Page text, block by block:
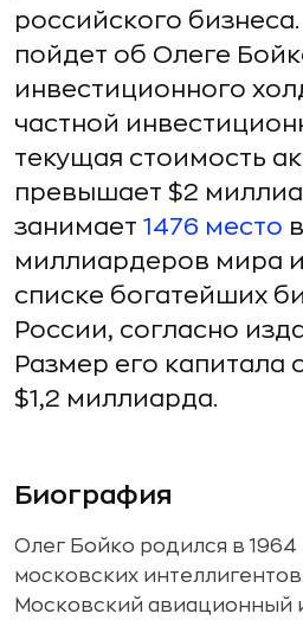
российского
пойдет об Олеге
инвестиционного
частной
текущая стоимость
превышает $2
занимает 1476 место
миллиардеров мира и
списке богатейших
России, согласно
Размер его капитала
$1,2 миллиарда.
Биография
Олег Бойко родился в 1964
московских
Московский авиационный